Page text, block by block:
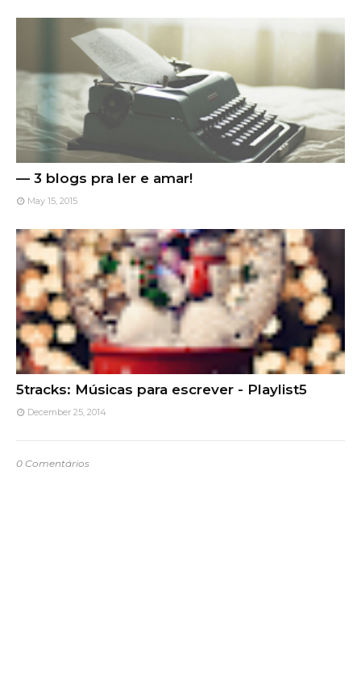
— 3 blogs pra ler e amar!
May 15, 2015
5tracks: Músicas para escrever - Playlist5
December 25, 2014
0 Comentários